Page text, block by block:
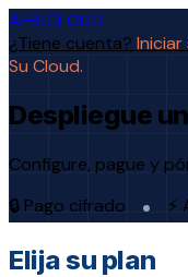
AFRICLOUD
¿Tiene cuenta? Iniciar
Su Cloud.
Despliegue
Configure, pague y
🔒 Pago cifrado
Elija su plan